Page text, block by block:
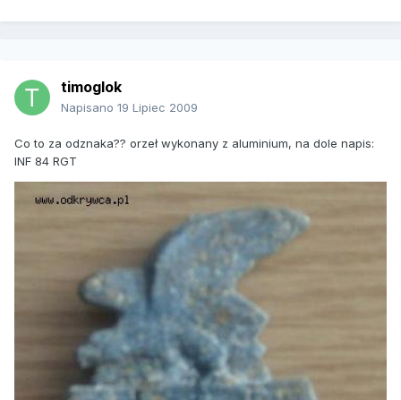
timoglok
Napisano 19 Lipiec 2009
Co to za odznaka?? orzeł wykonany z aluminium, na dole napis:
INF 84 RGT